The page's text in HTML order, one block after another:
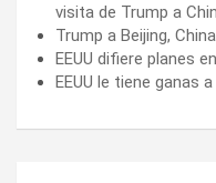
visita de Trump a
Trump a Beijing,
EEUU difiere planes
EEUU le tiene ganas